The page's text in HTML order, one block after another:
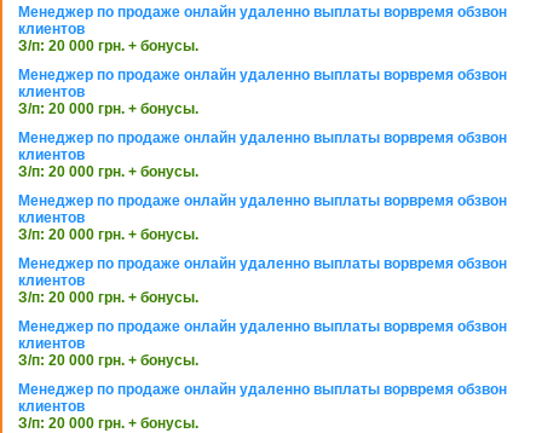
Менеджер по продаже онлайн удаленно выплаты ворвремя обзвон
клиентов
З/п: 20 000 грн. + бонусы.
Менеджер по продаже онлайн удаленно выплаты ворвремя обзвон
клиентов
З/п: 20 000 грн. + бонусы.
Менеджер по продаже онлайн удаленно выплаты ворвремя обзвон
клиентов
З/п: 20 000 грн. + бонусы.
Менеджер по продаже онлайн удаленно выплаты ворвремя обзвон
клиентов
З/п: 20 000 грн. + бонусы.
Менеджер по продаже онлайн удаленно выплаты ворвремя обзвон
клиентов
З/п: 20 000 грн. + бонусы.
Менеджер по продаже онлайн удаленно выплаты ворвремя обзвон
клиентов
З/п: 20 000 грн. + бонусы.
Менеджер по продаже онлайн удаленно выплаты ворвремя обзвон
клиентов
З/п: 20 000 грн. + бонусы.